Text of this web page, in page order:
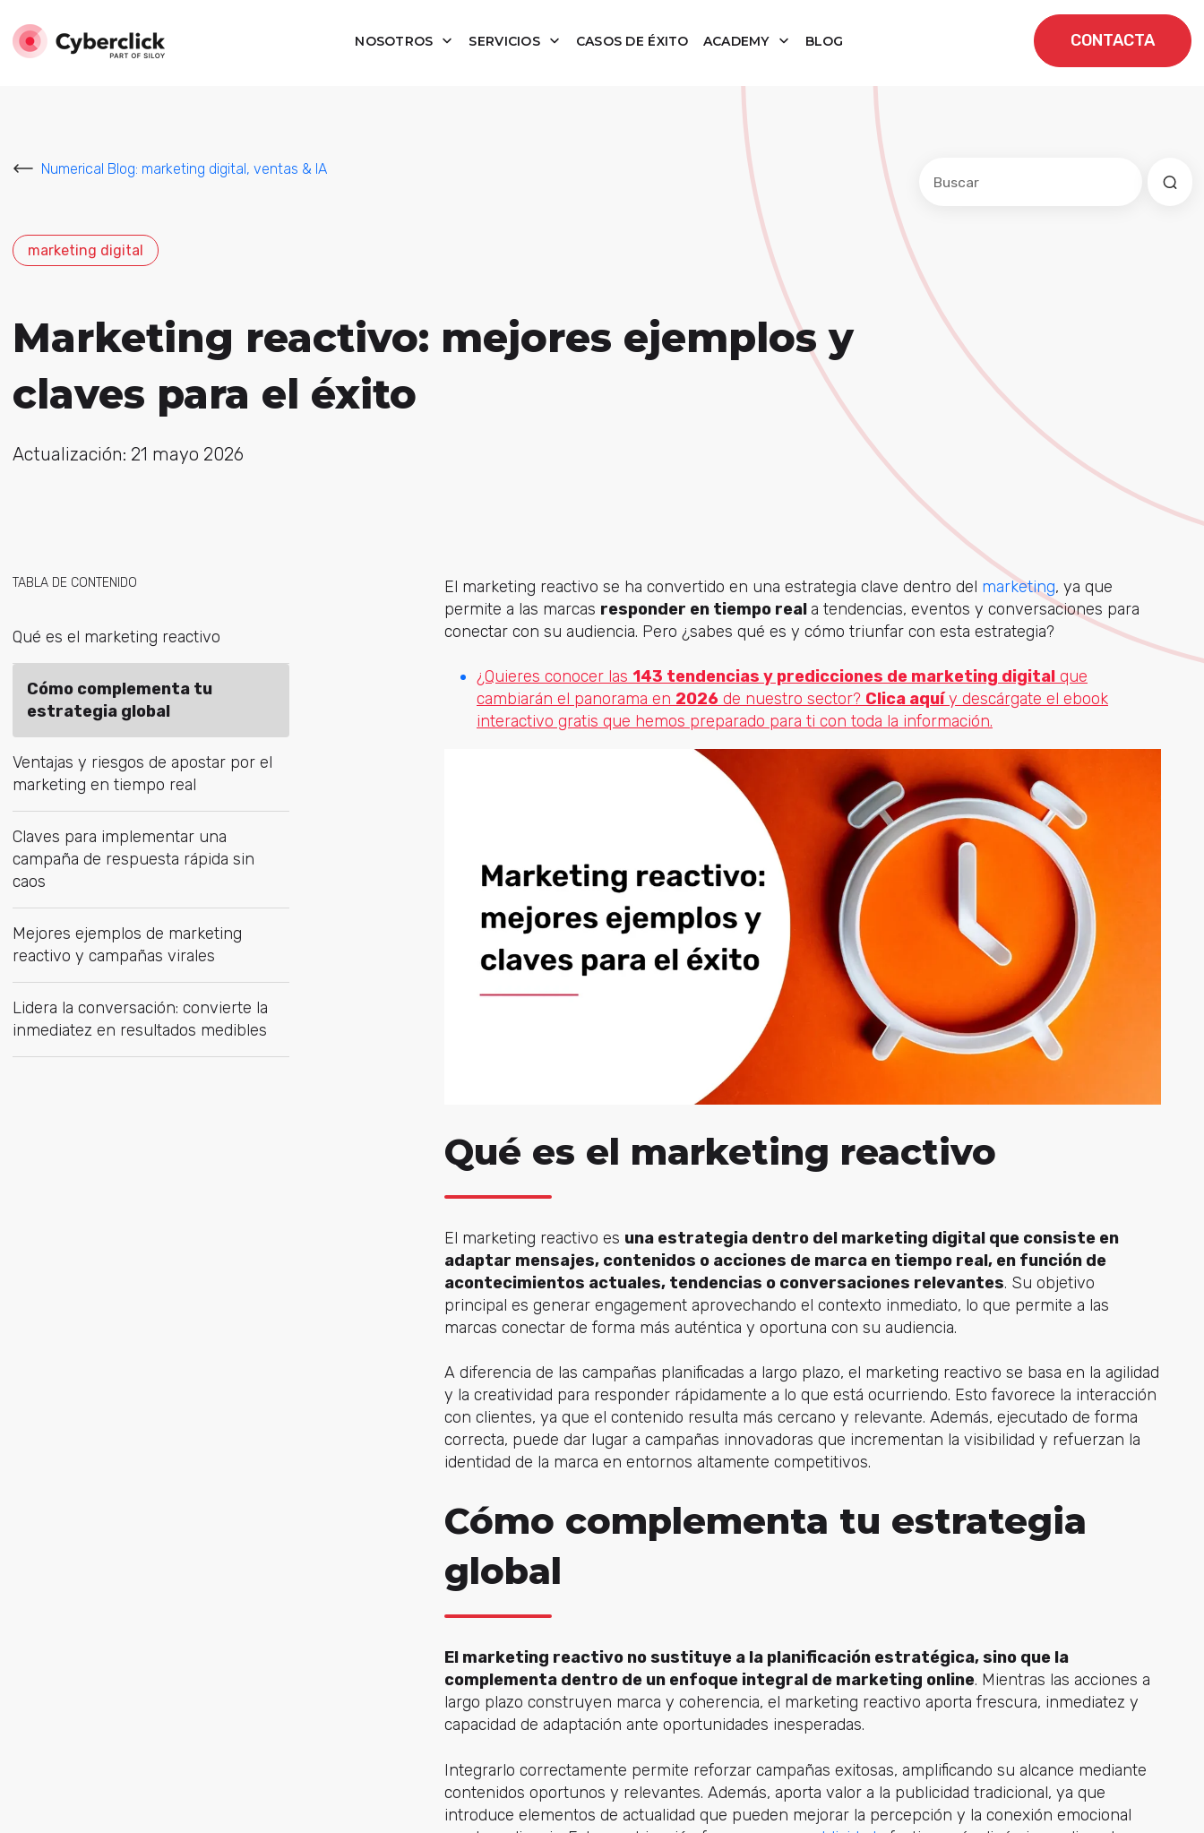
NOSOTROS SERVICIOS CASOS DE ÉXITO ACADEMY BLOG CONTACTA
Numerical Blog: marketing digital, ventas & IA
marketing digital
Marketing reactivo: mejores ejemplos y
claves para el éxito
Actualización: 21 mayo 2026
TABLA DE CONTENIDO
Qué es el marketing reactivo
Cómo complementa tu
estrategia global
Ventajas y riesgos de apostar por el
marketing en tiempo real
Claves para implementar una
campaña de respuesta rápida sin
caos
Mejores ejemplos de marketing
reactivo y campañas virales
Lidera la conversación: convierte la
inmediatez en resultados medibles
El marketing reactivo se ha convertido en una estrategia clave dentro del marketing, ya que
permite a las marcas responder en tiempo real a tendencias, eventos y conversaciones para
conectar con su audiencia. Pero ¿sabes qué es y cómo triunfar con esta estrategia?
¿Quieres conocer las 143 tendencias y predicciones de marketing digital que
cambiarán el panorama en 2026 de nuestro sector? Clica aquíy descárgate el ebook
interactivo gratis que hemos preparado para ti con toda la información.
Qué es el marketing reactivo
El marketing reactivo es una estrategia dentro del marketing digital que consiste en
adaptar mensajes, contenidos o acciones de marca en tiempo real, en función de
acontecimientos actuales, tendencias o conversaciones relevantes. Su objetivo
principal es generar engagement aprovechando el contexto inmediato, lo que permite a las
marcas conectar de forma más auténtica y oportuna con su audiencia.
A diferencia de las campañas planificadas a largo plazo, el marketing reactivo se basa en la agilidad
y la creatividad para responder rápidamente a lo que está ocurriendo. Esto favorece la interacción
con clientes, ya que el contenido resulta más cercano y relevante. Además, ejecutado de forma
correcta, puede dar lugar a campañas innovadoras que incrementan la visibilidad y refuerzan la
identidad de la marca en entornos altamente competitivos.
Cómo complementa tu estrategia
global
El marketing reactivo no sustituye a la planificación estratégica, sino que la
complementa dentro de un enfoque integral de marketing online. Mientras las acciones a
largo plazo construyen marca y coherencia, el marketing reactivo aporta frescura, inmediatez y
capacidad de adaptación ante oportunidades inesperadas.
Integrarlo correctamente permite reforzar campañas exitosas, amplificando su alcance mediante
contenidos oportunos y relevantes. Además, aporta valor a la publicidad tradicional, ya que
introduce elementos de actualidad que pueden mejorar la percepción y la conexión emocional